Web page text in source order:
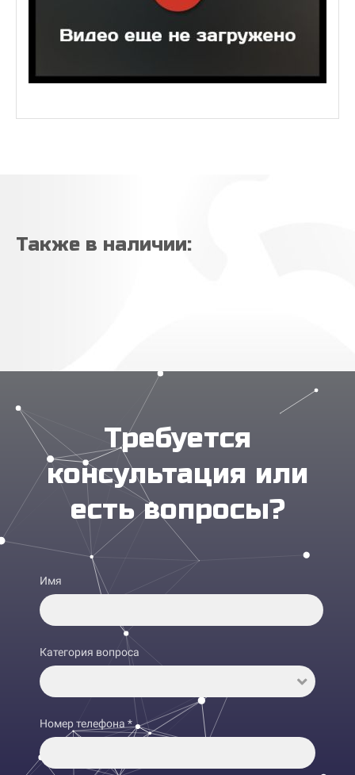
Рассчитать объём
⚡ Здесь появится результат
обслуживание.
иной единице Вы можете получить
telegram:
МОЖЕТЕ ПОКАЗАТЬ
ОБОРУДОВАНИЕ ЧЕРЕЗ
ВИДЕОСВЯЗЬ?
КАК ПРОИСХОДИТ
ОТГРУЗКА ТОВАРА?
Также в наличии:
Требуется
консультация или
есть вопросы?
Имя
Категория вопроса
Номер телефона *